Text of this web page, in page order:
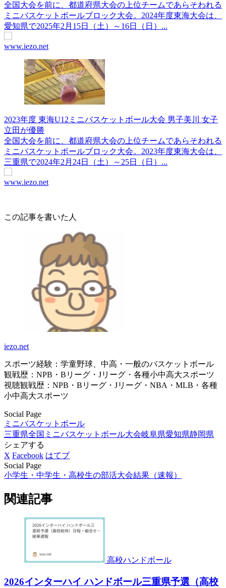
全国大会を前に、都道府県大会の上位チームであらそわれる
ミニバスケットボールブロック大会。2024年度東海大会は、
愛知県で2025年2月15日（土）～16日（日）...
www.iezo.net
2023年度 東海U12ミニバスケットボール大会 男子美川 女子
立田が優勝
全国大会を前に、都道府県大会の上位チームであらそわれる
ミニバスケットボールブロック大会。2023年度東海大会は、
三重県で2024年2月24日（土）～25日（日）...
www.iezo.net
この記事を書いた人
iezo.net
スポーツ経験：学童野球、中高・一般のバスケットボール
観戦歴：NPB・Bリーグ・Jリーグ・各種小中高大スポーツ
視聴観戦歴：NPB・Bリーグ・Jリーグ・NBA・MLB・各種
小中高大スポーツ
Social Page
ミニバスケットボール
三重県全国ミニバスケットボール大会岐阜県愛知県静岡県
シェアする
X Facebook はてブ
Social Page
小学生・中学生・高校生の部活大会結果（速報）
関連記事
高校ハンドボール
2026インターハイ ハンドボール三重県予選（高校